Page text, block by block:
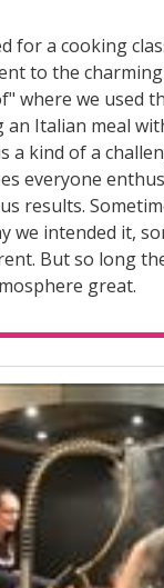
for a cooking
to the
where we used
an Italian meal
a kind of a
everyone
results.
we intended it,
But so long
great.